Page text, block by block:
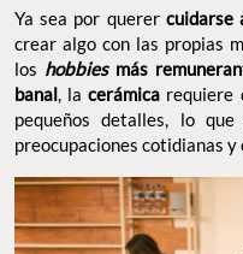
Ya sea por querercuidarse
crear algo con las propias
los hobbiesmás
banal, lacerámica requiere
pequeños detalles, lo
preocupaciones cotidianas y